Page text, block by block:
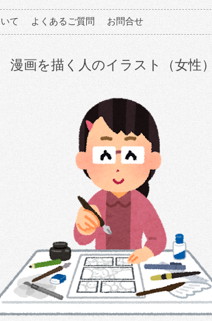
て よくあるご質問 お問合せ
漫画を描く人のイラスト（女性）